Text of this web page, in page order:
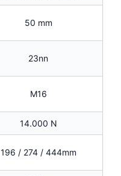
50 mm
23nn
M16
14.000 N
196 / 274 / 444mm